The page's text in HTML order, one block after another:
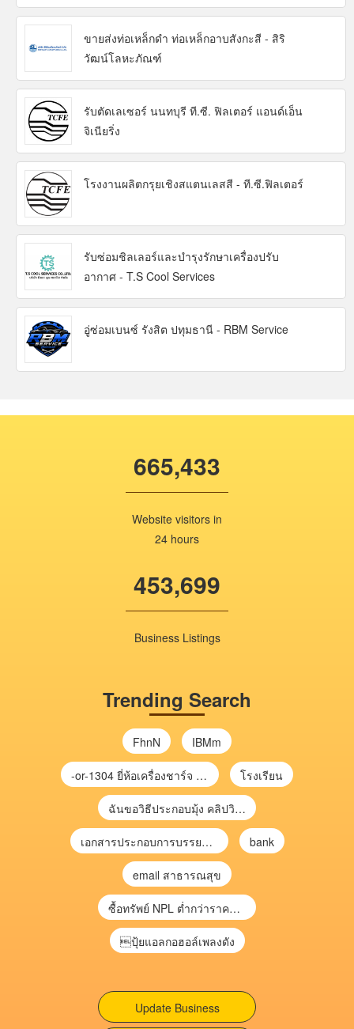
ขายส่งท่อเหล็กดำ ท่อเหล็กอาบสังกะสี - สิริ
วัฒน์โลหะภัณฑ์
รับตัดเลเซอร์ นนทบุรี ที.ซี. ฟิลเตอร์ แอนด์เอ็น
จิเนียริ่ง
โรงงานผลิตกรุยเชิงสแตนเลสสี - ที.ซี.ฟิลเตอร์
รับซ่อมชิลเลอร์และบำรุงรักษาเครื่องปรับ
อากาศ - T.S Cool Services
อู่ซ่อมเบนซ์ รังสิต ปทุมธานี - RBM Service
665,433
Website visitors in
24 hours
453,699
Business Listings
Trending Search
FhnN IBMm
-or-1304 ยี่ห้อเครื่องชาร์จ chargecore โรงเรียน
ฉันขอวิธีประกอบมุ้ง คลิปวิดีโอ การประกอบมุ้ง
เอกสารประกอบการบรรยาย การประเมินความเสี่ยงเพื่อวางแผนการตรวจสอบ \ bank
email สาธารณสุข
ซื้อทรัพย์ NPL ต่ำกว่าราคาตลาด 30-70% แบบไม่ต้องไปประมูล”
ปุ้ยแอลกอฮอล์เพลงดัง
Update Business